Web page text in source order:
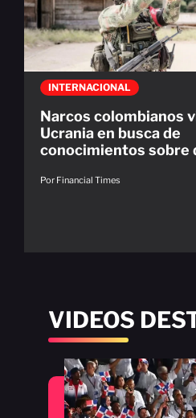
INTERNACIONAL
Narcos colombianos
Ucrania en busca de
conocimientos sobre
Por Financial Times
VIDEOS